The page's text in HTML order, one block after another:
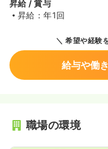
昇給 / 賞与
昇給：年1回
希望や経験
給与や働
職場の環境